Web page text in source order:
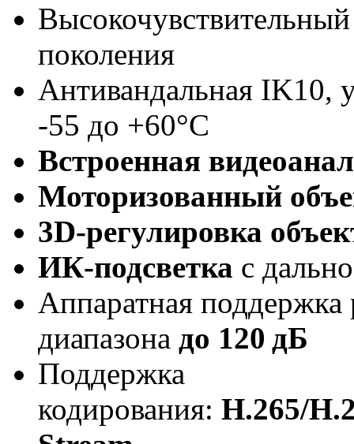
поколения
Антивандальная IK10,
-55 до +60°C
Встроенная
Моторизованный
3D-регулировка
ИК-подсветка с
Аппаратная
диапазона до 120 дБ
Поддержка
кодирования: H.265/